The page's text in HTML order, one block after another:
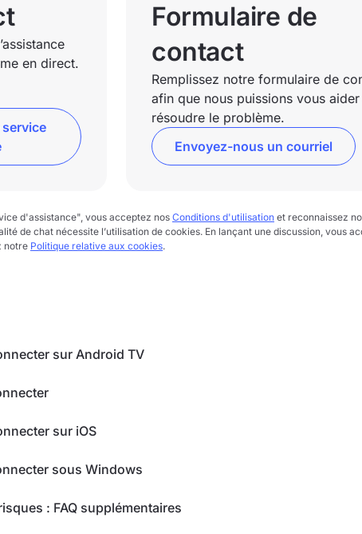
en direct.
Formulaire de
contact
Remplissez notre formulaire de
afin que nous puissions vous aider
résoudre le problème.
Envoyez-nous un courriel
d'assistance", vous acceptez nos Conditions d'utilisation et reconnaissez
de chat nécessite l’utilisation de cookies. En lançant une discussion, vous
notre Politique relative aux cookies.
sur Android TV
sur iOS
sous Windows
: FAQ supplémentaires